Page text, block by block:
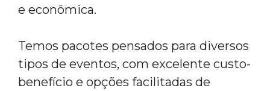
e econômica.
Temos pacotes pensados para diversos
tipos de eventos, com excelente custo-
benefício e opções facilitadas de